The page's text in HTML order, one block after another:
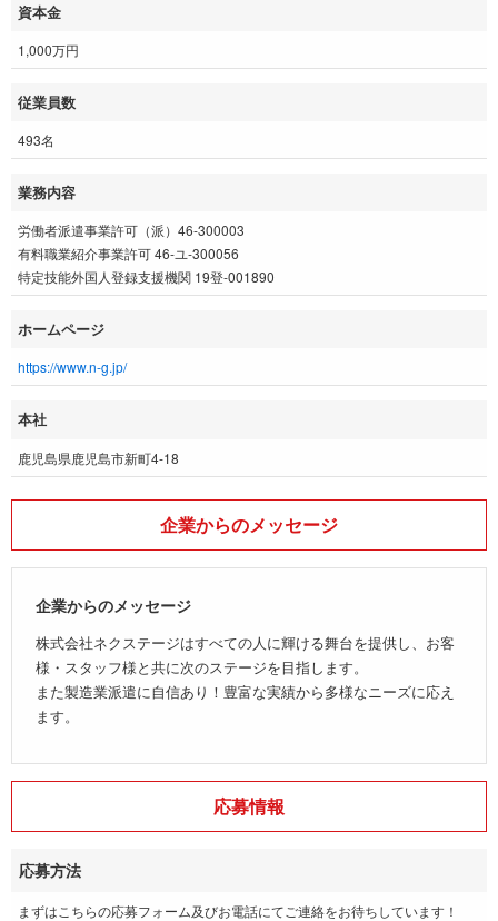
資本金
1,000万円
従業員数
493名
業務内容
労働者派遣事業許可（派）46-300003
有料職業紹介事業許可 46-ユ-300056
特定技能外国人登録支援機関 19登-001890
ホームページ
https://www.n-g.jp/
本社
鹿児島県鹿児島市新町4-18
企業からのメッセージ
企業からのメッセージ
株式会社ネクステージはすべての人に輝ける舞台を提供し、お客
様・スタッフ様と共に次のステージを目指します。
また製造業派遣に自信あり！豊富な実績から多様なニーズに応え
ます。
応募情報
応募方法
まずはこちらの応募フォーム及びお電話にてご連絡をお待ちしています！